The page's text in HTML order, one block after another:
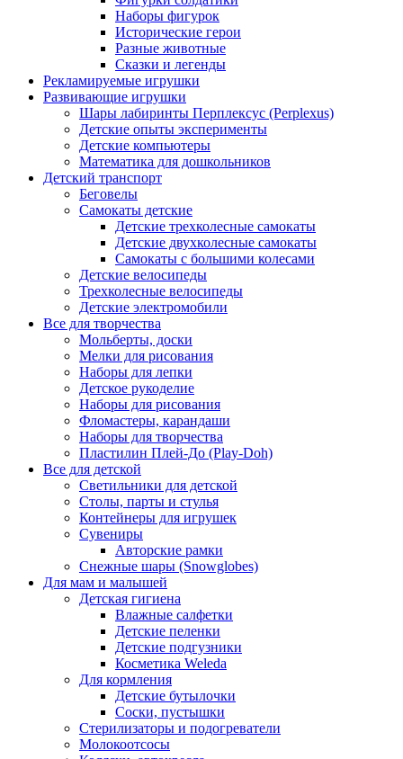
Наборы фигурок
Исторические герои
Разные животные
Сказки и легенды
Рекламируемые игрушки
Развивающие игрушки
Шары лабиринты Перплексус (Perplexus)
Детские опыты эксперименты
Детские компьютеры
Математика для дошкольников
Детский транспорт
Беговелы
Самокаты детские
Детские трехколесные самокаты
Детские двухколесные самокаты
Самокаты с большими колесами
Детские велосипеды
Трехколесные велосипеды
Детские электромобили
Все для творчества
Мольберты, доски
Мелки для рисования
Наборы для лепки
Детское рукоделие
Наборы для рисования
Фломастеры, карандаши
Наборы для творчества
Пластилин Плей-До (Play-Doh)
Все для детской
Светильники для детской
Столы, парты и стулья
Контейнеры для игрушек
Сувениры
Авторские рамки
Снежные шары (Snowglobes)
Для мам и малышей
Детская гигиена
Влажные салфетки
Детские пеленки
Детские подгузники
Косметика Weleda
Для кормления
Детские бутылочки
Соски, пустышки
Стерилизаторы и подогреватели
Молокоотсосы